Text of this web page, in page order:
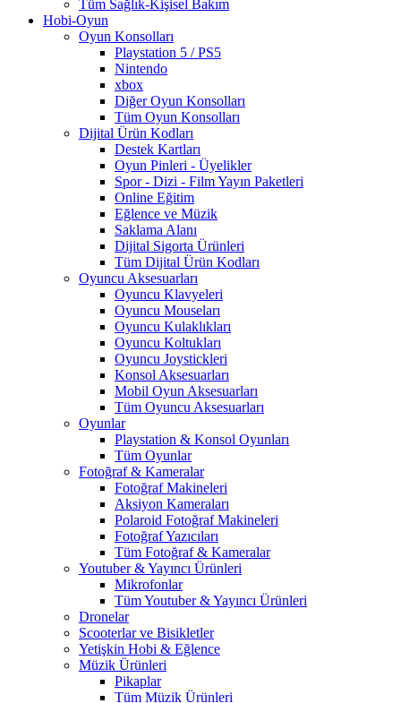
Tüm Sağlık-Kişisel Bakım
Hobi-Oyun
Oyun Konsolları
Playstation 5 / PS5
Nintendo
xbox
Diğer Oyun Konsolları
Tüm Oyun Konsolları
Dijital Ürün Kodları
Destek Kartları
Oyun Pinleri - Üyelikler
Spor - Dizi - Film Yayın Paketleri
Online Eğitim
Eğlence ve Müzik
Saklama Alanı
Dijital Sigorta Ürünleri
Tüm Dijital Ürün Kodları
Oyuncu Aksesuarları
Oyuncu Klavyeleri
Oyuncu Mouseları
Oyuncu Kulaklıkları
Oyuncu Koltukları
Oyuncu Joystickleri
Konsol Aksesuarları
Mobil Oyun Aksesuarları
Tüm Oyuncu Aksesuarları
Oyunlar
Playstation & Konsol Oyunları
Tüm Oyunlar
Fotoğraf & Kameralar
Fotoğraf Makineleri
Aksiyon Kameraları
Polaroid Fotoğraf Makineleri
Fotoğraf Yazıcıları
Tüm Fotoğraf & Kameralar
Youtuber & Yayıncı Ürünleri
Mikrofonlar
Tüm Youtuber & Yayıncı Ürünleri
Dronelar
Scooterlar ve Bisikletler
Yetişkin Hobi & Eğlence
Müzik Ürünleri
Pikaplar
Tüm Müzik Ürünleri